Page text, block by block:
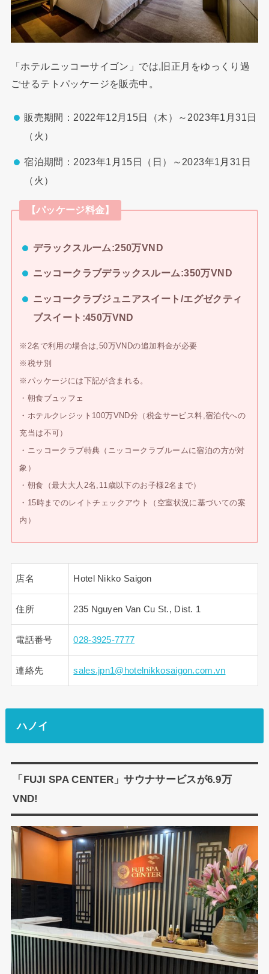
「ホテルニッコーサイゴン」では,旧正月をゆっくり過
ごせるテトパッケージを販売中。
販売期間：2022年12月15日（木）～2023年1月31日
（火）
宿泊期間：2023年1月15日（日）～2023年1月31日
（火）
【パッケージ料金】
デラックスルーム:250万VND
ニッコークラブデラックスルーム:350万VND
ニッコークラブジュニアスイート/エグゼクティ
ブスイート:450万VND
※2名で利用の場合は,50万VNDの追加料金が必要
※税サ別
※パッケージには下記が含まれる。
・朝食ブュッフェ
・ホテルクレジット100万VND分（税金サービス料,宿泊代への
充当は不可）
・ニッコークラブ特典（ニッコークラブルームに宿泊の方が対
象）
・朝食（最大大人2名,11歳以下のお子様2名まで）
・15時までのレイトチェックアウト（空室状況に基づいての案
内）
店名 Hotel Nikko Saigon
住所 235 Nguyen Van Cu St., Dist. 1
電話番号 028-3925-7777
連絡先 sales.jpn1@hotelnikkosaigon.com.vn
ハノイ
「FUJI SPA CENTER」サウナサービスが6.9万
VND!